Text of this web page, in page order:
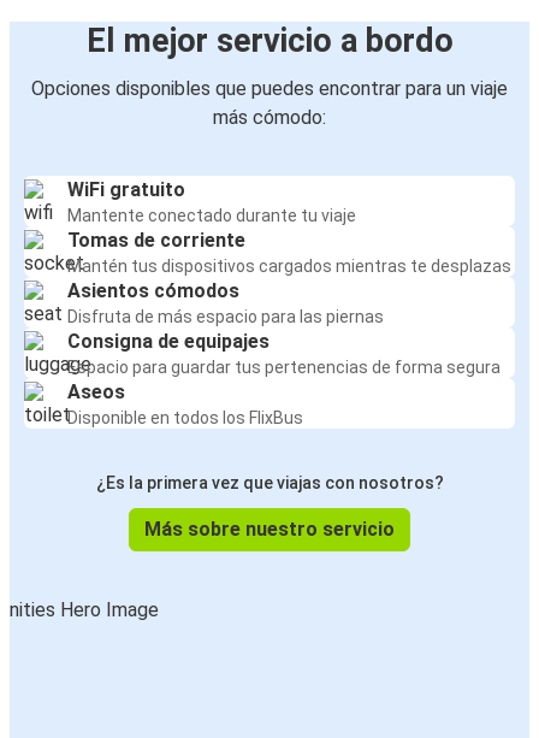
El mejor servicio a bordo
Opciones disponibles que puedes encontrar para un viaje
más cómodo:
WiFi gratuito
Mantente conectado durante tu viaje
Tomas de corriente
Mantén tus dispositivos cargados mientras te desplazas
Asientos cómodos
Disfruta de más espacio para las piernas
Consigna de equipajes
Espacio para guardar tus pertenencias de forma segura
Aseos
Disponible en todos los FlixBus
¿Es la primera vez que viajas con nosotros?
Más sobre nuestro servicio